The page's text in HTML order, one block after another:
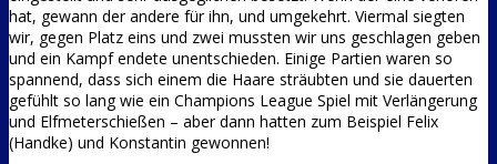
hat, gewann der andere für ihn, und umgekehrt. Viermal siegten
wir, gegen Platz eins und zwei mussten wir uns geschlagen geben
und ein Kampf endete unentschieden. Einige Partien waren so
spannend, dass sich einem die Haare sträubten und sie dauerten
gefühlt so lang wie ein Champions League Spiel mit Verlängerung
und Elfmeterschießen – aber dann hatten zum Beispiel Felix
(Handke) und Konstantin gewonnen!